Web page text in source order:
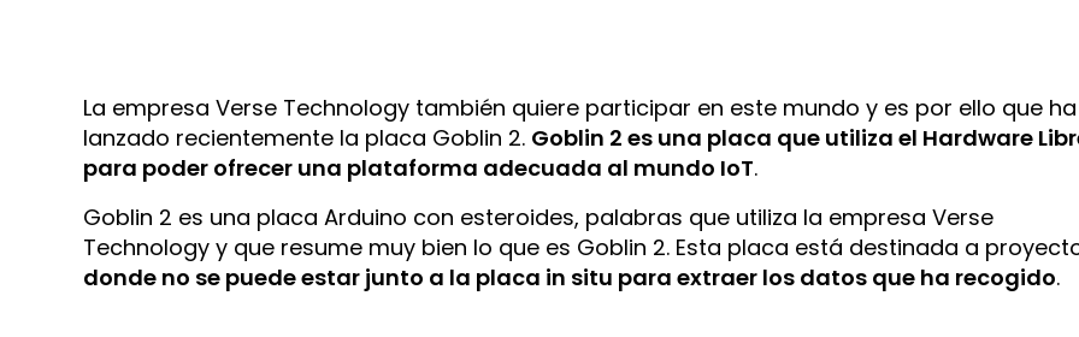
La empresa Verse Technology también quiere participar en este mundo y es por ello que ha
lanzado recientemente la placa Goblin 2. Goblin 2 es una placa que utiliza el Hardware
para poder ofrecer una plataforma adecuada al mundo IoT.
Goblin 2 es una placa Arduino con esteroides, palabras que utiliza la empresa Verse
Technology y que resume muy bien lo que es Goblin 2. Esta placa está destinada a
donde no se puede estar junto a la placa in situ para extraer los datos que ha recogido.